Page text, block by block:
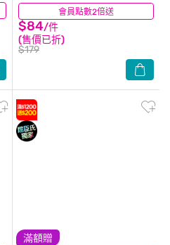
會員點數2倍送
$84/件
(售價已折)
$179
(9)
滿額贈